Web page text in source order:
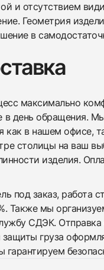
и отсутствием
Геометрия
в
максимально
в день обращения.
как в нашем офисе,
столицы на ваш
изделия.
под заказ, работа
Также мы
СДЭК. Отправка
груза